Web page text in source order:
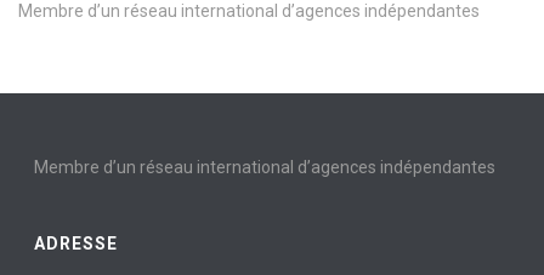
Membre d’un réseau international d’agences indépendantes
Membre d’un réseau international d’agences indépendantes
ADRESSE